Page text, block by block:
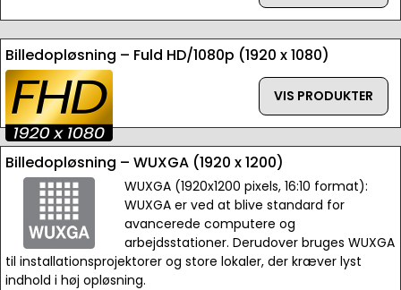
Billedopløsning – Fuld HD/1080p (1920 x 1080)
VIS PRODUKTER
Billedopløsning – WUXGA (1920 x 1200)
WUXGA (1920x1200 pixels, 16:10 format):
WUXGA er ved at blive standard for
avancerede computere og
arbejdsstationer. Derudover bruges WUXGA
til installationsprojektorer og store lokaler, der kræver lyst
indhold i høj opløsning.